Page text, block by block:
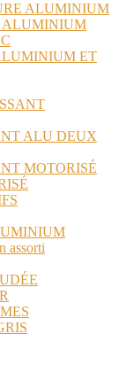
ALUMINIUM
ALUMINIUM
ET
ALU DEUX
MOTORISÉ
assorti